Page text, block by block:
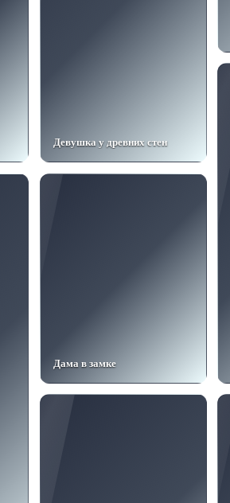
Девушка у древних стен
Дама в замке